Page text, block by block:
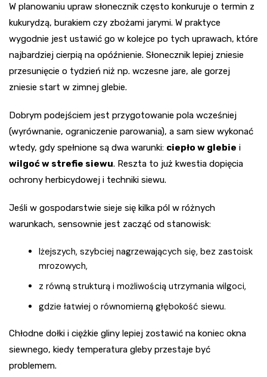
W planowaniu upraw słonecznik często konkuruje o termin z
kukurydzą, burakiem czy zbożami jarymi. W praktyce
wygodnie jest ustawić go w kolejce po tych uprawach, które
najbardziej cierpią na opóźnienie. Słonecznik lepiej zniesie
przesunięcie o tydzień niż np. wczesne jare, ale gorzej
zniesie start w zimnej glebie.
Dobrym podejściem jest przygotowanie pola wcześniej
(wyrównanie, ograniczenie parowania), a sam siew wykonać
wtedy, gdy spełnione są dwa warunki: ciepło w glebie i
wilgoć w strefie siewu. Reszta to już kwestia dopięcia
ochrony herbicydowej i techniki siewu.
Jeśli w gospodarstwie sieje się kilka pól w różnych
warunkach, sensownie jest zacząć od stanowisk:
lżejszych, szybciej nagrzewających się, bez zastoisk
mrozowych,
z równą strukturą i możliwością utrzymania wilgoci,
gdzie łatwiej o równomierną głębokość siewu.
Chłodne dołki i ciężkie gliny lepiej zostawić na koniec okna
siewnego, kiedy temperatura gleby przestaje być
problemem.